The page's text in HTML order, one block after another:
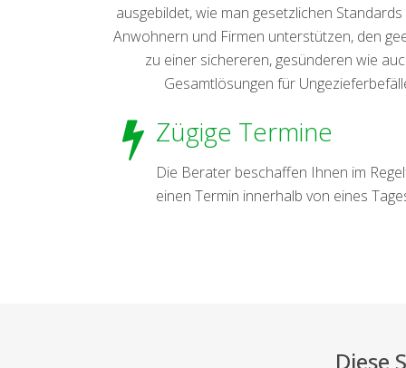
ausgebildet, wie man gesetzlichen
Anwohnern und Firmen unterstützen, den
zu einer sichereren, gesünderen wie
Gesamtlösungen für
Zügige Termine
Die Berater beschaffen Ihnen im
einen Termin innerhalb von eines
Diese